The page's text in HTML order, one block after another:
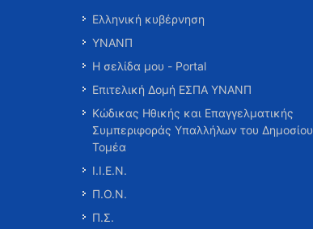
Ελληνική κυβέρνηση
ΥΝΑΝΠ
Η σελίδα μου - Portal
Επιτελική Δομή ΕΣΠΑ ΥΝΑΝΠ
Κώδικας Ηθικής και Επαγγελματικής
Συμπεριφοράς Υπαλλήλων του Δημοσίου
Τομέα
Ι.Ι.Ε.Ν.
Π.Ο.Ν.
Π.Σ.